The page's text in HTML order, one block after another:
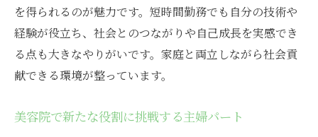
を得られるのが魅力です。短時間勤務でも自分の技術や
経験が役立ち、社会とのつながりや自己成長を実感でき
る点も大きなやりがいです。家庭と両立しながら社会貢
献できる環境が整っています。
美容院で新たな役割に挑戦する主婦パート